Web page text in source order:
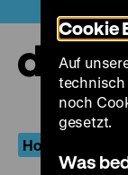
zum
Seiteninhalt
springen
Cookie
Auf
noch
gesetzt.
Was